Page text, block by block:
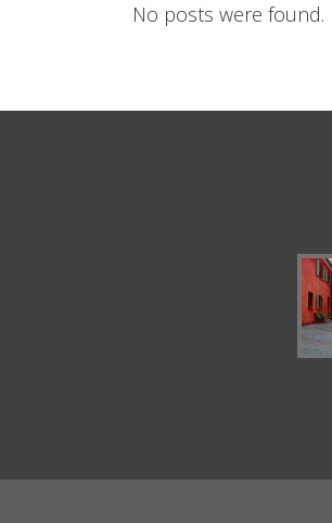
No posts were found.